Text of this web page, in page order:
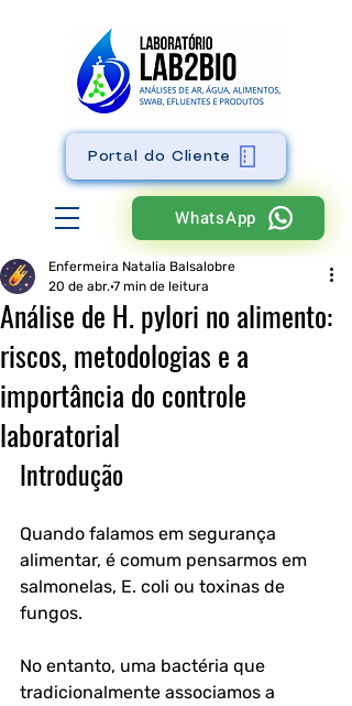
WhatsApp
Portal do Cliente
Análise de H. pylori no alimento:
riscos, metodologias e a
importância do controle
laboratorial
Enfermeira Natalia Balsalobre
20 de abr. 7 min de leitura
Introdução
Quando falamos em segurança
alimentar, é comum pensarmos em
salmonelas, E. coli ou toxinas de
fungos.
No entanto, uma bactéria que
tradicionalmente associamos a